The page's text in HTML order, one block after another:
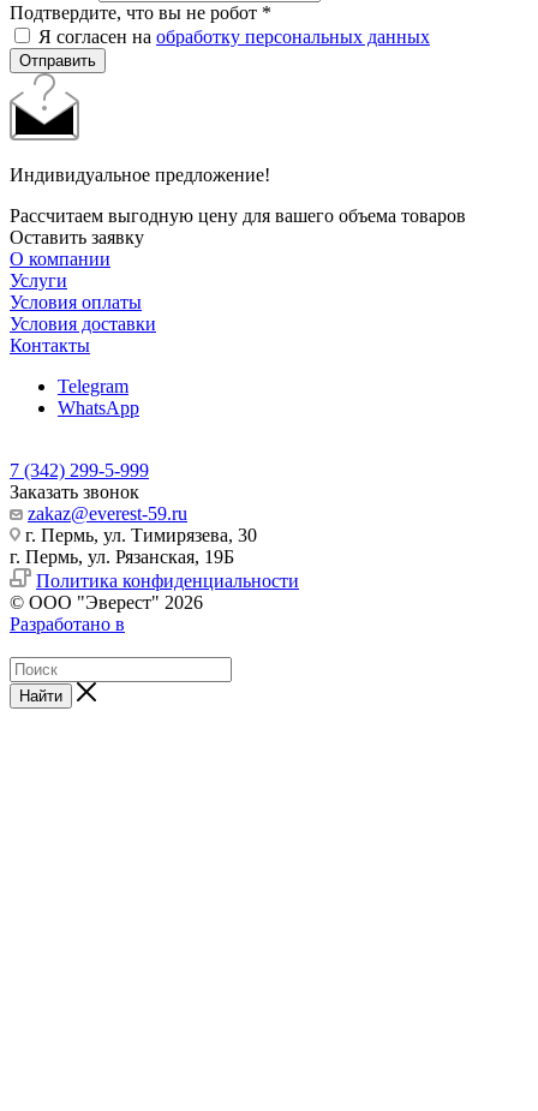
Подтвердите, что вы не робот *
Я согласен на обработку персональных данных
Отправить
Индивидуальное предложение!
Рассчитаем выгодную цену для вашего объема товаров
Оставить заявку
О компании
Услуги
Условия оплаты
Условия доставки
Контакты
Telegram
WhatsApp
7 (342) 299-5-999
Заказать звонок
zakaz@everest-59.ru
г. Пермь, ул. Тимирязева, 30
г. Пермь, ул. Рязанская, 19Б
Политика конфиденциальности
© ООО "Эверест" 2026
Разработано в
Найти